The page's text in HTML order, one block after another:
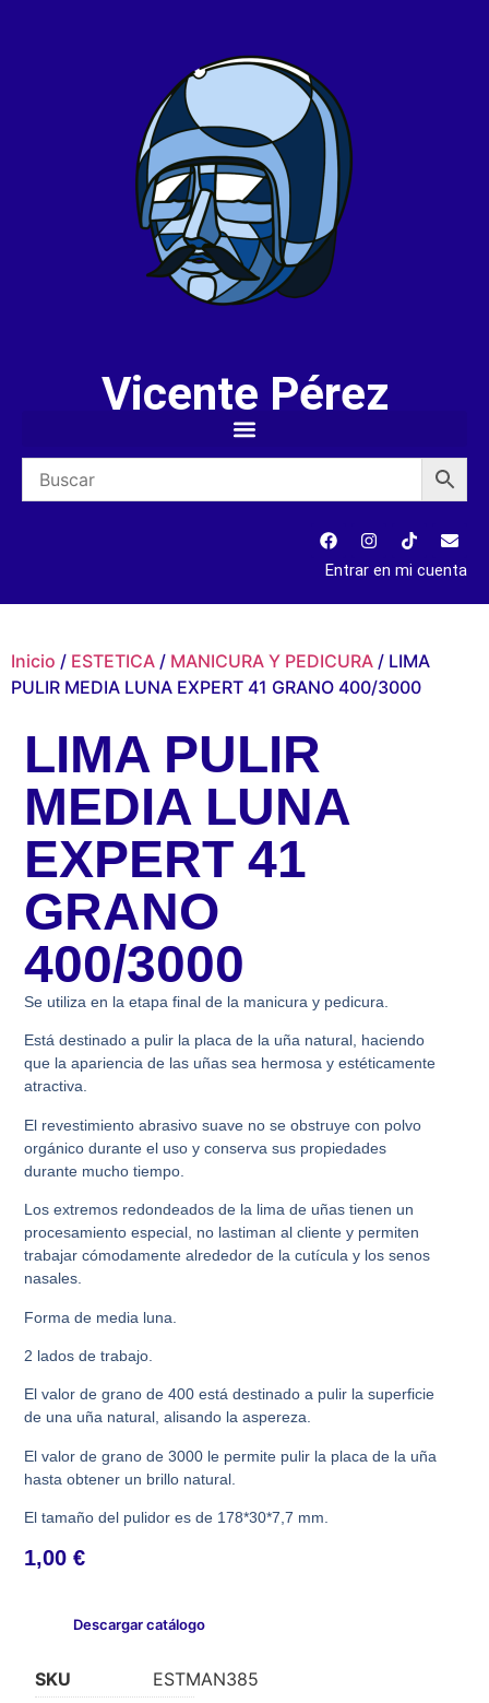
Vicente Pérez
Entrar en mi cuenta
Inicio / ESTETICA / MANICURA Y PEDICURA / LIMA
PULIR MEDIA LUNA EXPERT 41 GRANO 400/3000
LIMA PULIR
MEDIA LUNA
EXPERT 41
GRANO
400/3000
Se utiliza en la etapa final de la manicura y pedicura.
Está destinado a pulir la placa de la uña natural, haciendo
que la apariencia de las uñas sea hermosa y estéticamente
atractiva.
El revestimiento abrasivo suave no se obstruye con polvo
orgánico durante el uso y conserva sus propiedades
durante mucho tiempo.
Los extremos redondeados de la lima de uñas tienen un
procesamiento especial, no lastiman al cliente y permiten
trabajar cómodamente alrededor de la cutícula y los senos
nasales.
Forma de media luna.
2 lados de trabajo.
El valor de grano de 400 está destinado a pulir la superficie
de una uña natural, alisando la aspereza.
El valor de grano de 3000 le permite pulir la placa de la uña
hasta obtener un brillo natural.
El tamaño del pulidor es de 178*30*7,7 mm.
1,00€
Descargar catálogo
SKU
ESTMAN385